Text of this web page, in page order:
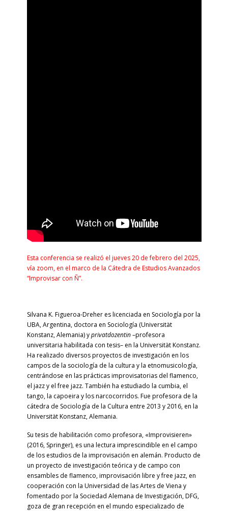
Esta conferencia se realizó el jueves 20 de febrero del 2025,
vía zoom, en el marco de la Cátedra de Estudios Avanzados
“Improvisar con Ñ”.
Silvana K. Figueroa-Dreher es licenciada en Sociología por la
UBA, Argentina, doctora en Sociología (Universität
Konstanz, Alemania) yprivatdozentin–profesora
universitaria habilitada con tesis– en la Universität Konstanz.
Ha realizado diversos proyectos de investigación en los
campos de la sociología de la cultura y la etnomusicología,
centrándose en las prácticas improvisatorias del flamenco,
el jazz y el free jazz. También ha estudiado la cumbia, el
tango, la capoeira y los narcocorridos. Fue profesora de la
cátedra de Sociología de la Cultura entre 2013 y 2016, en la
Universität Konstanz, Alemania.
Su tesis de habilitación como profesora, «Improvisieren»
(2016, Springer), es una lectura imprescindible en el campo
de los estudios de la improvisación en alemán. Producto de
un proyecto de investigación teórica y de campo con
ensambles de flamenco, improvisación libre y free jazz, en
cooperación con la Universidad de las Artes de Viena y
fomentado por la Sociedad Alemana de Investigación, DFG,
goza de gran recepción en el mundo especializado de